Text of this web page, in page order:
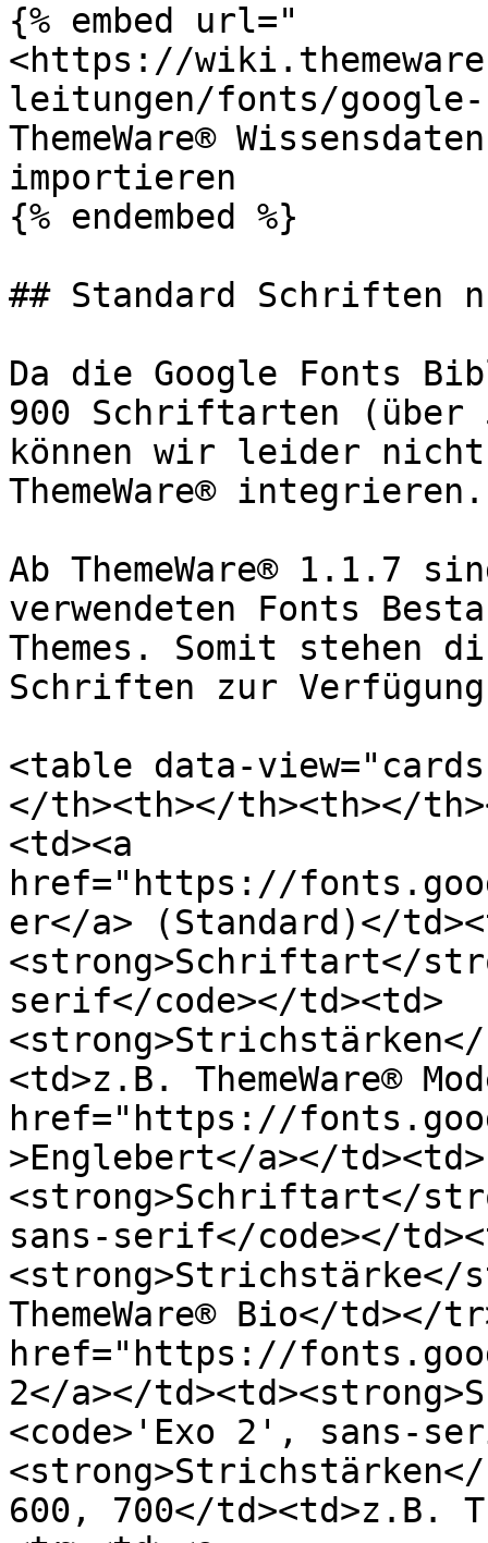
{% embed url="
<https://
leitungen/fonts/
ThemeWare®
importieren
{% endembed %}
## Standard Schriften
Da die Google Fonts
900 Schriftarten
können wir leider
ThemeWare® integrieren.
Ab ThemeWare® 1.1.7
verwendeten Fonts
Themes. Somit stehen
Schriften zur
<table data-
</th><th></th><th></
<td><a
href="https://
er</a> (Standard)</
<strong>Schriftart</
serif</code></td><td>
<td>z.B. ThemeWare®
href="https://
>Englebert</a></td><td>
<strong>Schriftart</
sans-serif</code></
<strong>Strichstärke</
ThemeWare® Bio</td></
href="https://
2</a></
<code>'Exo 2', sans-
600, 700</td><td>z.B.